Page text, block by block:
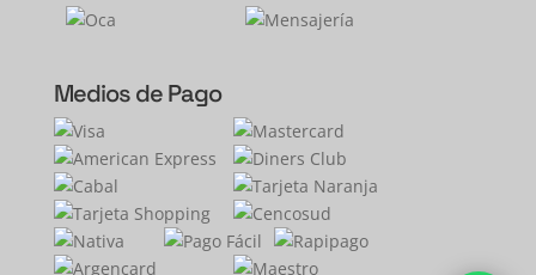
Medios de Pago